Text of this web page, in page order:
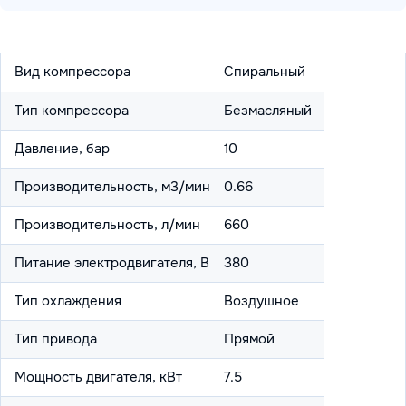
Вид компрессора Спиральный
Тип компрессора Безмасляный
Давление, бар 10
Производительность, м3/мин 0.66
Производительность, л/мин 660
Питание электродвигателя, В 380
Тип охлаждения Воздушное
Тип привода Прямой
Мощность двигателя, кВт 7.5